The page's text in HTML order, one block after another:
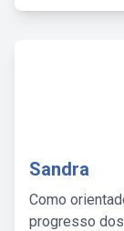
Sandra
Como
progresso